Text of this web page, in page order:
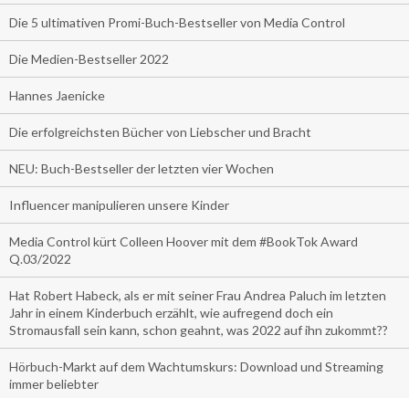
Die 5 ultimativen Promi-Buch-Bestseller von Media Control
Die Medien-Bestseller 2022
Hannes Jaenicke
Die erfolgreichsten Bücher von Liebscher und Bracht
NEU: Buch-Bestseller der letzten vier Wochen
Influencer manipulieren unsere Kinder
Media Control kürt Colleen Hoover mit dem #BookTok Award
Q.03/2022
Hat Robert Habeck, als er mit seiner Frau Andrea Paluch im letzten
Jahr in einem Kinderbuch erzählt, wie aufregend doch ein
Stromausfall sein kann, schon geahnt, was 2022 auf ihn zukommt??
Hörbuch-Markt auf dem Wachtumskurs: Download und Streaming
immer beliebter